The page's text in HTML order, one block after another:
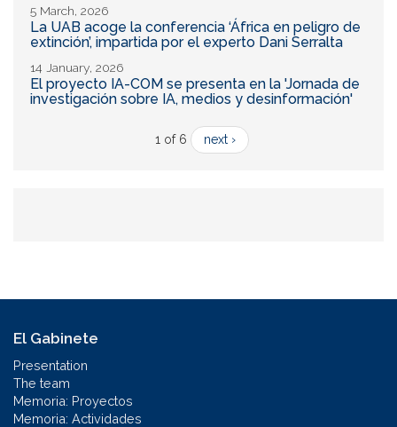
5 March, 2026
La UAB acoge la conferencia ‘África en peligro de
extinción’, impartida por el experto Dani Serralta
14 January, 2026
El proyecto IA-COM se presenta en la 'Jornada de
investigación sobre IA, medios y desinformación'
1 of 6 next ›
El Gabinete
Presentation
The team
Memoria: Proyectos
Memoria: Actividades